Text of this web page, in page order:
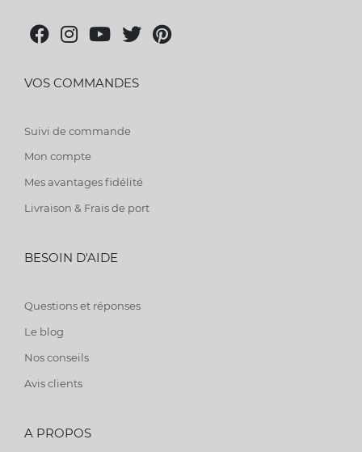
VOS COMMANDES
Suivi de commande
Mon compte
Mes avantages fidélité
Livraison & Frais de port
BESOIN D'AIDE
Questions et réponses
Le blog
Nos conseils
Avis clients
A PROPOS